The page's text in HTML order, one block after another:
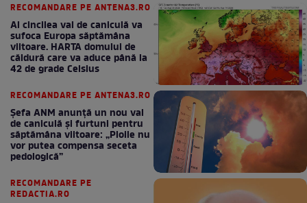
RECOMANDARE PE ANTENA3.RO
Al cincilea val de caniculă va
sufoca Europa săptămâna
viitoare. HARTA domului de
căldură care va aduce până la
42 de grade Celsius
RECOMANDARE PE ANTENA3.RO
Șefa ANM anunță un nou val
de caniculă și furtuni pentru
săptămâna viitoare: „Ploile nu
vor putea compensa seceta
pedologică”
RECOMANDARE PE
REDACTIA.RO